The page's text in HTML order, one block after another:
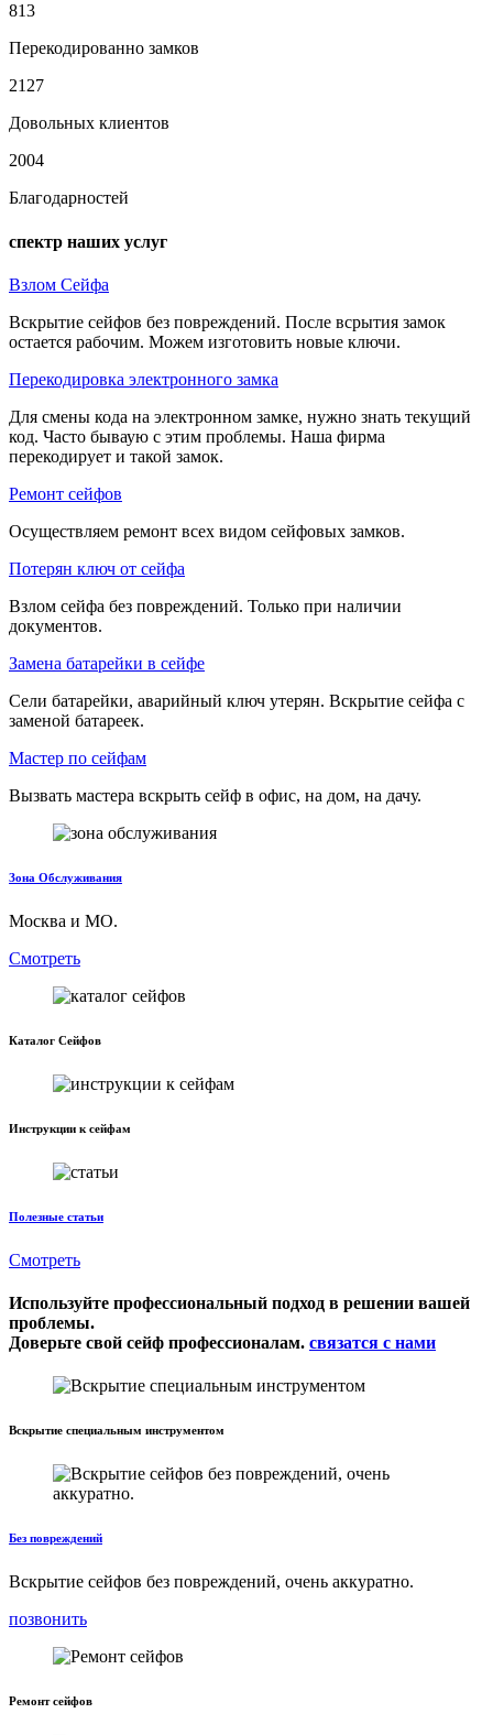
813
Перекодированно замков
2127
Довольных клиентов
2004
Благодарностей
спектр наших услуг
Взлом Сейфа
Вскрытие сейфов без повреждений. После всрытия замок
остается рабочим. Можем изготовить новые ключи.
Перекодировка электронного замка
Для смены кода на электронном замке, нужно знать текущий
код. Часто бываую с этим проблемы. Наша фирма
перекодирует и такой замок.
Ремонт сейфов
Осуществляем ремонт всех видом сейфовых замков.
Потерян ключ от сейфа
Взлом сейфа без повреждений. Только при наличии
документов.
Замена батарейки в сейфе
Сели батарейки, аварийный ключ утерян. Вскрытие сейфа с
заменой батареек.
Мастер по сейфам
Вызвать мастера вскрыть сейф в офис, на дом, на дачу.
Зона Обслуживания
Москва и МО.
Смотреть
Каталог Сейфов
Инструкции к сейфам
Полезные статьи
Смотреть
Используйте профессиональный подход в решении вашей
проблемы.
Доверьте свой сейф профессионалам. связатся с нами
Вскрытие специальным инструментом
Без повреждений
Вскрытие сейфов без повреждений, очень аккуратно.
позвонить
Ремонт сейфов